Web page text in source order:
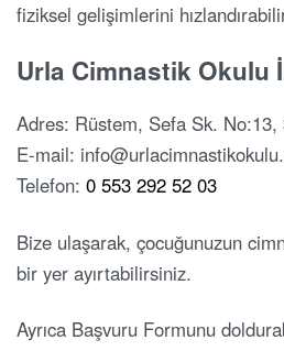
fiziksel gelişimlerini
Urla Cimnastik Okulu
Adres: Rüstem, Sefa Sk.
E-mail:
Telefon: 0 553 292 52 03
Bize ulaşarak, çocuğunuzun
bir yer ayırtabilirsiniz.
Ayrıca Başvuru Formunu